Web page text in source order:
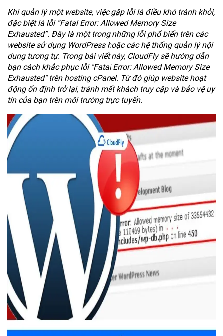
Khi quản lý một website, việc gặp lỗi là điều khó tránh khỏi,
đặc biệt là lỗi “Fatal Error: Allowed Memory Size
Exhausted”. Đây là một trong những lỗi phổ biến trên các
website sử dụng WordPress hoặc các hệ thống quản lý nội
dung tương tự. Trong bài viết này, CloudFly sẽ hướng dẫn
bạn cách khắc phục lỗi "Fatal Error: Allowed Memory Size
Exhausted" trên hosting cPanel. Từ đó giúp website hoạt
động ổn định trở lại, tránh mất khách truy cập và bảo vệ uy
tín của bạn trên môi trường trực tuyến.